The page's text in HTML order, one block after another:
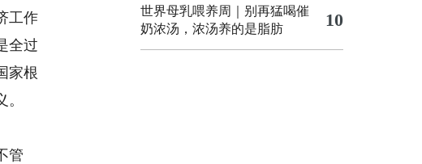
工作
全过
家根
管
世界母乳喂养周｜别再猛喝催
奶浓汤，浓汤养的是脂肪
10